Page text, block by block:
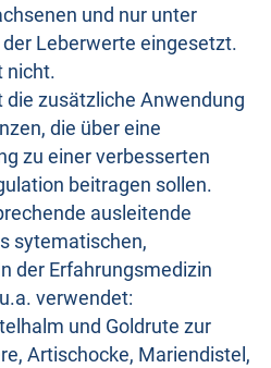
und nur unter
Leberwerte eingesetzt.
nicht.
zusätzliche Anwendung
die über eine
zu einer verbesserten
beitragen sollen.
ausleitende
sytematischen,
der Erfahrungsmedizin
verwendet:
und Goldrute zur
Artischocke, Mariendistel,